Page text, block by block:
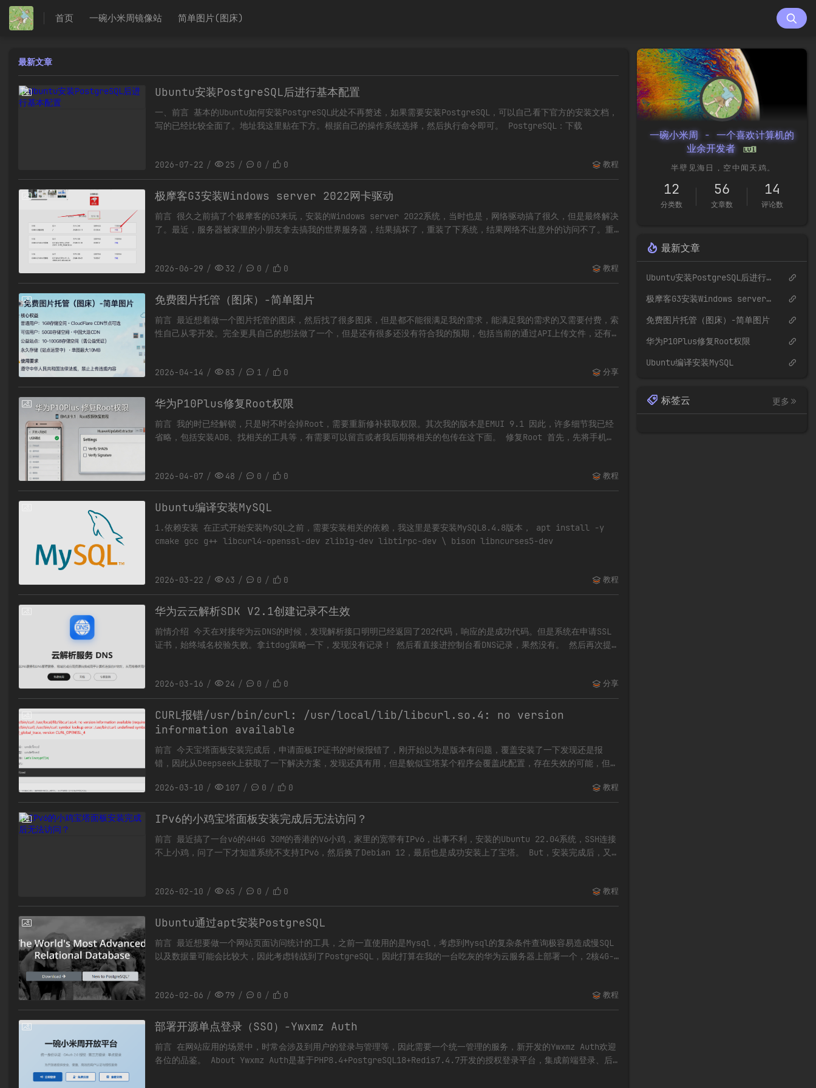
首页 一碗小米周镜像站 简单图片(图床)
最新文章
2026-07-22
Ubuntu安装PostgreSQL后进行基本配置
一、前言 基本的Ubuntu如何安装PostgreSQL此处不再赘述，如果需要安装PostgreSQL，可以自己看下官方的安装文档，
写的已经比较全面了。地址我这里贴在下方。根据自己的操作系统选择，然后执行命令即可。 PostgreSQL：下载
2026-07-22 25 0 0 教程
2026-06-29
极摩客G3安装Windows server 2022网卡驱动
前言 很久之前搞了个极摩客的G3来玩，安装的Windows server 2022系统，当时也是，网络驱动搞了很久，但是最终解决
了。最近，服务器被家里的小朋友拿去搞我的世界服务器，结果搞坏了，重装了下系统，结果网络不出意外的访问不了。重
2026-06-29 32 0 0 教程
2026-04-14
免费图片托管（图床）-简单图片
前言 最近想着做一个图片托管的图床，然后找了很多图床，但是都不能很满足我的需求，能满足我的需求的又需要付费，索
性自己从零开发。完全更具自己的想法做了一个，但是还有很多还没有符合我的预期，包括当前的通过API上传文件，还有
2026-04-14 83 1 0 分享
2026-04-07
华为P10Plus修复Root权限
前言 我的时已经解锁，只是时不时会掉Root，需要重新修补获取权限。其次我的版本是EMUI 9.1 因此，许多细节我已经
省略，包括安装ADB、找相关的工具等，有需要可以留言或者我后期将相关的包传在这下面。 修复Root 首先，先将手机连
2026-04-07 48 0 0 教程
2026-03-22
Ubuntu编译安装MySQL
1.依赖安装 在正式开始安装MySQL之前，需要安装相关的依赖，我这里是要安装MySQL8.4.8版本， apt install -y
cmake gcc g++ libcurl4-openssl-dev zlib1g-dev libtirpc-dev \ bison libncurses5-dev
2026-03-22 63 0 0 教程
2026-03-16
华为云云解析SDK V2.1创建记录不生效
前情介绍 今天在对接华为云DNS的时候，发现解析接口明明已经返回了202代码，响应的是成功代码。但是系统在申请SSL
证书，始终域名校验失败。拿itdog策略一下，发现没有记录！ 然后看直接进控制台看DNS记录，果然没有。 然后再次提
2026-03-16 24 0 0 分享
2026-03-10
CURL报错/usr/bin/curl: /usr/local/lib/libcurl.so.4: no version
information available
前言 今天宝塔面板安装完成后，申请面板IP证书的时候报错了，刚开始以为是版本有问题，覆盖安装了一下发现还是报
错，因此从Deepseek上获取了一下解决方案，发现还真有用，但是貌似宝塔某个程序会覆盖此配置，存在失效的可能，但是
2026-03-10 107 0 0 教程
2026-02-10
IPv6的小鸡宝塔面板安装完成后无法访问？
前言 最近搞了一台v6的4H4G 30M的香港的V6小鸡，家里的宽带有IPv6，出事不利，安装的Ubuntu 22.04系统，SSH连接
不上小鸡，问了一下才知道系统不支持IPv6，然后换了Debian 12，最后也是成功安装上了宝塔。 But，安装完成后，又
2026-02-10 65 0 0 教程
2026-02-06
Ubuntu通过apt安装PostgreSQL
前言 最近想要做一个网站页面访问统计的工具，之前一直使用的是Mysql，考虑到Mysql的复杂条件查询极容易造成慢SQL
以及数据量可能会比较大，因此考虑转战到了PostgreSQL，因此打算在我的一台吃灰的华为云服务器上部署一个，2核4G-
2026-02-06 79 0 0 教程
2026-01-27
部署开源单点登录（SSO）-Ywxmz Auth
前言 在网站应用的场景中，时常会涉及到用户的登录与管理等，因此需要一个统一管理的服务，新开发的Ywxmz Auth欢迎
各位的品鉴。 About Ywxmz Auth是基于PHP8.4+PostgreSQL18+Redis7.4.7开发的授权登录平台，集成前端登录、后
一碗小米周 - 一个喜欢计算机的
业余开发者
12
分类数
56
文章数
14
评论数
最新文章
Ubuntu安装PostgreSQL后进行基本配置
极摩客G3安装Windows server 2022网卡驱动
免费图片托管（图床）-简单图片
华为P10Plus修复Root权限
Ubuntu编译安装MySQL
标签云 更多